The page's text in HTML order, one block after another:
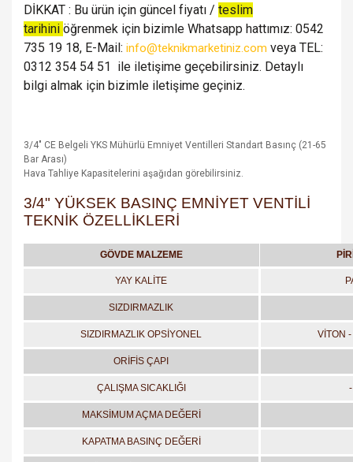
DİKKAT : Bu ürün için güncel fiyatı / teslim
tarihini öğrenmek için bizimle Whatsapp hattımız: 0542
735 19 18, E-Mail: info@teknikmarketiniz.com veya TEL:
0312 354 54 51 ile iletişime geçebilirsiniz. Detaylı
bilgi almak için bizimle iletişime geçiniz.
3/4" CE Belgeli YKS Mühürlü Emniyet Ventilleri Standart Basınç (21-65
Bar Arası)
Hava Tahliye Kapasitelerini aşağıdan görebilirsiniz.
3/4" YÜKSEK BASINÇ EMNİYET VENTİLİ
TEKNİK ÖZELLİKLERİ
GÖVDE MALZEME
YAY KALİTE
SIZDIRMAZLIK
SIZDIRMAZLIK OPSİYONEL VİTON
ORİFİS ÇAPI
ÇALIŞMA SICAKLIĞI
MAKSİMUM AÇMA DEĞERİ
KAPATMA BASINÇ DEĞERİ